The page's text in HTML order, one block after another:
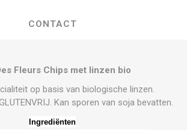
CONTACT
Fleurs Chips met linzen bio
op basis van biologische linzen.
Kan sporen van soja bevatten.
Ingrediënten